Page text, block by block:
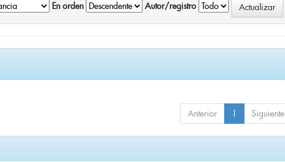
En orden Autor/registro
Anterior 1 Siguiente